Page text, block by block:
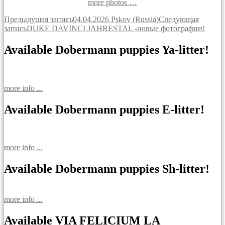
more photos …
Навигация
по
записям
Предыдущая запись04.04.2026 Pskov (Russia)Следующая
записьDUKE DAVINCI JAHRESTAL -новые фотографии!
Available Dobermann puppies Ya-litter!
more info ...
Available Dobermann puppies E-litter!
more info ...
Available Dobermann puppies Sh-litter!
more info ...
Available VIA FELICIUM LA